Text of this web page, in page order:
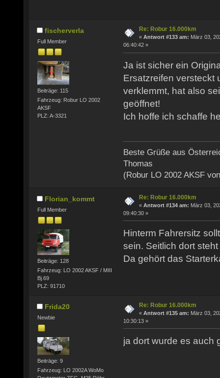
fischerverla
Full Member
Beiträge: 115
Fahrzeug: Robur LO 2002
AKSF
PLZ: A-3321
Re: Robur 16.000km
« Antwort #133 am: März 03,
06:40:42 »
Ja ist sicher ein
Ersatzreifen versteckt
verklemmt, hat also
geöffnet!
Ich hoffe ich schaffe
Beste Grüße aus
Thomas
(Robur LO 2002 AKSF
Florian_kommt
Full Member
Beiträge: 128
Fahrzeug: LO 2002 AKSF / MIII
Bj.69
PLZ: 91710
Re: Robur 16.000km
« Antwort #134 am: März 03,
09:40:30 »
Hinterm Fahrersitz
sein. Seitlich dort
Da gehört das
Frida20
Newbie
Beiträge: 9
Fahrzeug: LO 2002A WoMo
Re: Robur 16.000km
« Antwort #135 am: März 03,
10:30:13 »
ja dort wurde es auch